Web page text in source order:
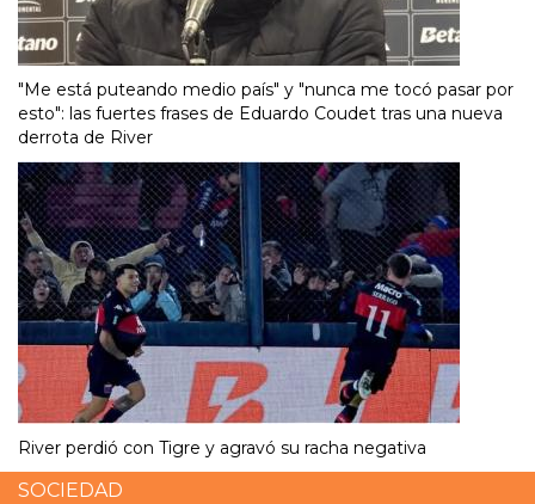
"Me está puteando medio país" y "nunca me tocó pasar por
esto": las fuertes frases de Eduardo Coudet tras una nueva
derrota de River
River perdió con Tigre y agravó su racha negativa
SOCIEDAD